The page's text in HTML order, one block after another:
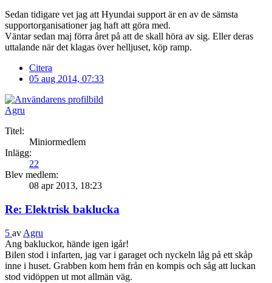
Sedan tidigare vet jag att Hyundai support är en av de sämsta
supportorganisationer jag haft att göra med.
Väntar sedan maj förra året på att de skall höra av sig. Eller deras
uttalande när det klagas över helljuset, köp ramp.
Citera
05 aug 2014, 07:33
Agru
Titel:
Miniormedlem
Inlägg:
22
Blev medlem:
08 apr 2013, 18:23
Re: Elektrisk baklucka
5 av Agru
Ang bakluckor, hände igen igår!
Bilen stod i infarten, jag var i garaget och nyckeln låg på ett skåp
inne i huset. Grabben kom hem från en kompis och såg att luckan
stod vidöppen ut mot allmän väg.